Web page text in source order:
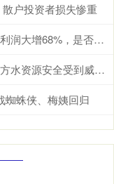
户投资者损失惨重
易富配资 拆解乐山市商业银行财报：年度利润大增68%，是否可持续？
中华金配 巴基斯坦防长警告印度：一旦巴方水资源安全受到威胁，肯定与印度开战
蜘蛛侠、梅姨回归